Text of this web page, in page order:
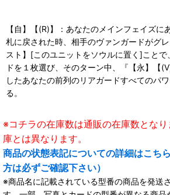
【自】【(R)】：あなたのメインフェイズに
札に戻された時、相手のヴァンガードがグ
スト】[このユニットをソウルに置く]こと
ドを１枚選び、そのターン中、『【永】【
したあなたの前列のリアガードすべてのパ
る。
※コチラの在庫数は通販の在庫数とな
庫とは異なります。
商品の状態表記についての詳細はこち
方は必ずご確認下さい）
※商品名に記載されている型番の商品を発送